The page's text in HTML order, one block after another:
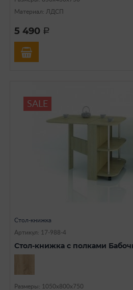
Материал: ЛДСП
5 490 a
SALE
Стол-книжка
Артикул: 17-988-4
Стол-книжка с полками
Размеры: 1050х800х750